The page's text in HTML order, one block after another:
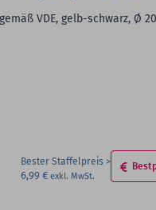
VDE, gelb-schwarz, Ø
Bester Staffelpreis
6,99 €